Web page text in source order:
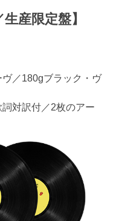
産限定盤】
／180gブラック・ヴ
対訳付／2枚のアー